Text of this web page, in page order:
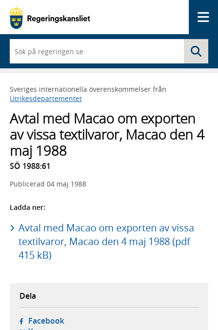
du
börjar
skriva
framträder
en
med
sökförslag
Sveriges internationella överenskommelser från
Utrikesdepartementet
Avtal med Macao om exporten
av vissa textilvaror, Macao den 4
maj 1988
SÖ 1988:61
Publicerad 04 maj 1988
Ladda ner:
Avtal med Macao om exporten av vissa
textilvaror, Macao den 4 maj 1988 (pdf
415 kB)
Dela
Facebook- öppnas i ny flik, extern webbplats,